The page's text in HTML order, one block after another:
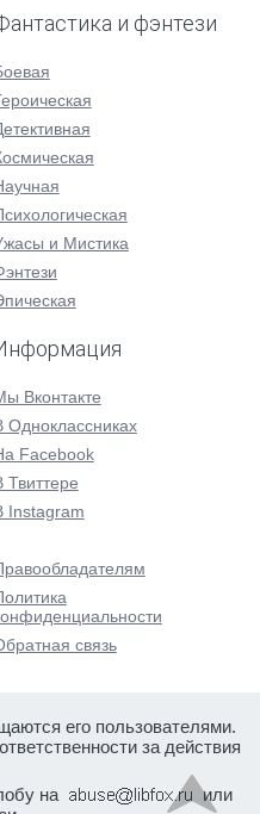
и фэнтези
и Мистика
Вконтакте
Одноклассниках
Facebook
Твиттере
Instagram
связь
его пользователями.
за действия
на
или